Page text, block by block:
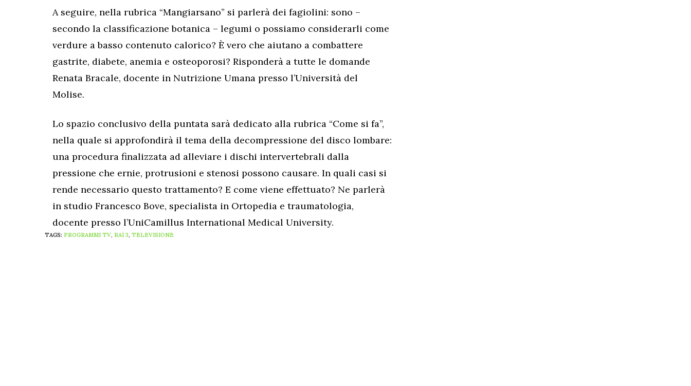
A seguire, nella rubrica “Mangiarsano” si parlerà dei fagiolini: sono –
secondo la classificazione botanica – legumi o possiamo considerarli come
verdure a basso contenuto calorico? È vero che aiutano a combattere
gastrite, diabete, anemia e osteoporosi? Risponderà a tutte le domande
Renata Bracale, docente in Nutrizione Umana presso l’Università del
Molise.
Lo spazio conclusivo della puntata sarà dedicato alla rubrica “Come si fa”,
nella quale si approfondirà il tema della decompressione del disco lombare:
una procedura finalizzata ad alleviare i dischi intervertebrali dalla
pressione che ernie, protrusioni e stenosi possono causare. In quali casi si
rende necessario questo trattamento? E come viene effettuato? Ne parlerà
in studio Francesco Bove, specialista in Ortopedia e traumatologia,
docente presso l’UniCamillus International Medical University.
TAGS: PROGRAMMI TV, RAI 3, TELEVISIONE